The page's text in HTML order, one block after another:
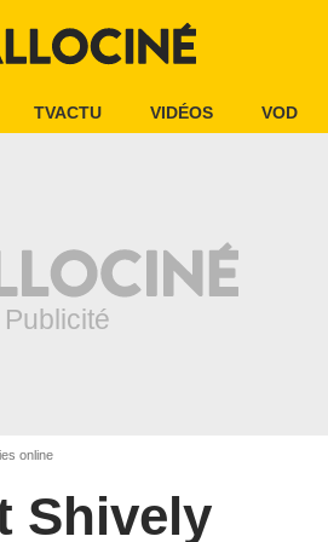
TVACTU VIDÉOS VOD
online
Shively